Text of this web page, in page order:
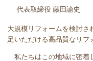
代表取締役 藤田諭史
大規模リフォームを検討さ
足いただける高品質なリフ
私たちはこの地域に密着